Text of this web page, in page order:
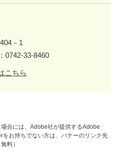
－1
0742-33-8460
こちら
合には、Adobe社が提供するAdobe
をお持ちでない方は、バナーのリンク先
料）